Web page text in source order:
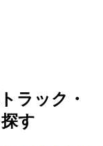
ラック・
す